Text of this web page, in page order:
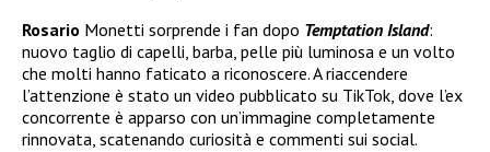
Rosario Monetti sorprende i fan dopo Temptation Island:
nuovo taglio di capelli, barba, pelle più luminosa e un volto
che molti hanno faticato a riconoscere. A riaccendere
l’attenzione è stato un video pubblicato su TikTok, dove l’ex
concorrente è apparso con un’immagine completamente
rinnovata, scatenando curiosità e commenti sui social.